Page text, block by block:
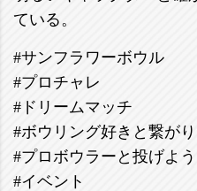
ている。
#サンフラワーボウル
#プロチャレ
#ドリームマッチ
#ボウリング好きと繋が
#プロボウラーと投げよう
#イベント